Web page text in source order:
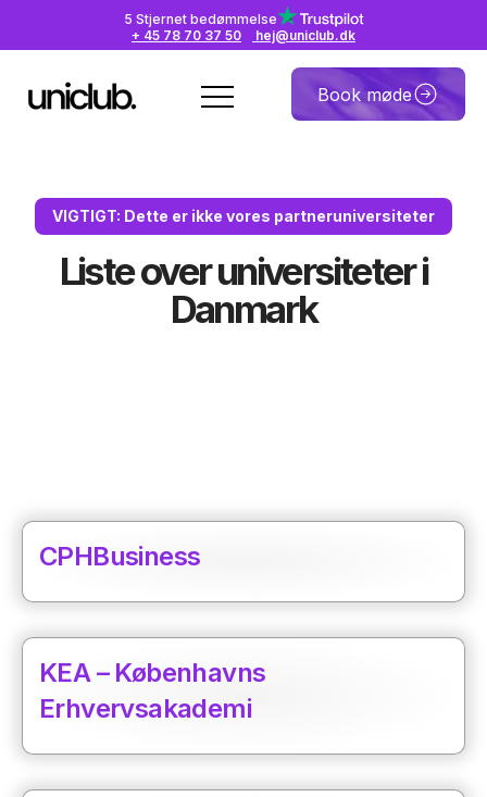
5 Stjernet bedømmelse
+ 45 78 70 37 50
hej@uniclub.dk
Book møde
VIGTIGT: Dette er ikke vores partneruniversiteter
Liste over universiteter i
Danmark
CPHBusiness
KEA – Københavns
Erhvervsakademi